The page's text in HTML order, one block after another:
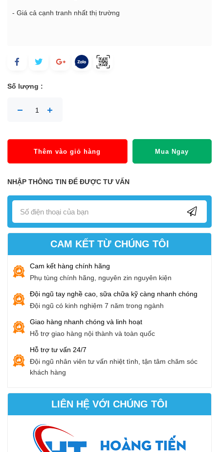
- Giá cả cạnh tranh nhất thị trường
Số lượng :
Thêm vào giỏ hàng Mua Ngay
NHẬP THÔNG TIN ĐỂ ĐƯỢC TƯ VẤN
CAM KẾT TỪ CHÚNG TÔI
Cam kết hàng chính hãng
Phụ tùng chính hãng, nguyên zin nguyên kiện
Đội ngũ tay nghề cao, sữa chữa kỹ càng nhanh chóng
Đội ngũ có kinh nghiệm 7 năm trong ngành
Giao hàng nhanh chóng và linh hoạt
Hỗ trợ giao hàng nội thành và toàn quốc
Hỗ trợ tư vấn 24/7
Đội ngũ nhân viên tư vấn nhiệt tình, tận tâm chăm sóc
khách hàng
LIÊN HỆ VỚI CHÚNG TÔI